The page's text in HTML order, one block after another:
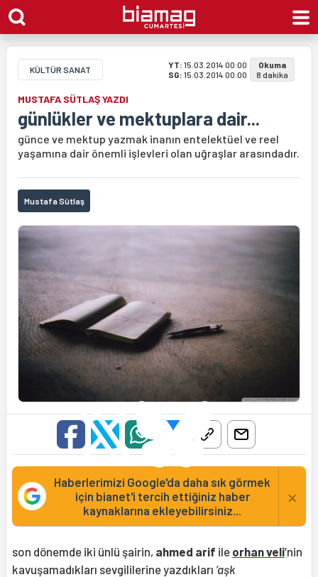
KÜLTÜR SANAT YT: 15.03.2014 00:00
SG: 15.03.2014 00:00
Okuma
8 dakika
MUSTAFA SÜTLAŞ YAZDI
günlükler ve mektuplara dair...
günce ve mektup yazmak inanın entelektüel ve reel
yaşamına dair önemli işlevleri olan uğraşlar arasındadır.
Mustafa Sütlaş
Haberlerimizi Google'da daha sık görmek
için bianet'i tercih ettiğiniz haber
kaynaklarına ekleyebilirsiniz...
×
son dönemde iki ünlü şairin, ahmed arif ile orhan veli’nin
kavuşamadıkları sevgililerine yazdıkları ‘aşk